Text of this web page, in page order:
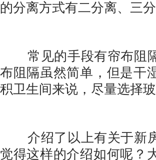
的分离方式有二分离、三
常见的手段有帘布阻隔
布阻隔虽然简单，但是干
积卫生间来说，尽量选择
介绍了以上有关于新房
觉得这样的介绍如何呢？